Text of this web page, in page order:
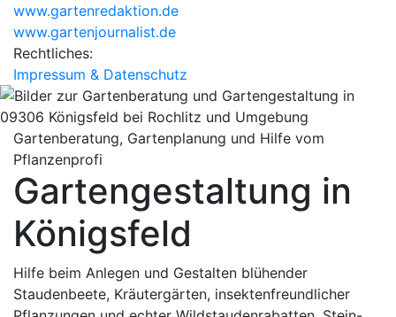
www.gartenredaktion.de
www.gartenjournalist.de
Rechtliches:
Impressum & Datenschutz
Gartenberatung, Gartenplanung und Hilfe vom
Pflanzenprofi
Gartengestaltung in
Königsfeld
Hilfe beim Anlegen und Gestalten blühender
Staudenbeete, Kräutergärten, insektenfreundlicher